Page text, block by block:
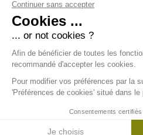
en nous contactant via notre
69640 Lacenas
Annuaire des marques